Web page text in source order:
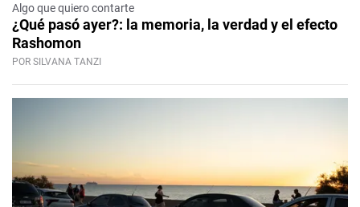
Algo que quiero contarte
¿Qué pasó ayer?: la memoria, la verdad y el efecto
Rashomon
POR SILVANA TANZI